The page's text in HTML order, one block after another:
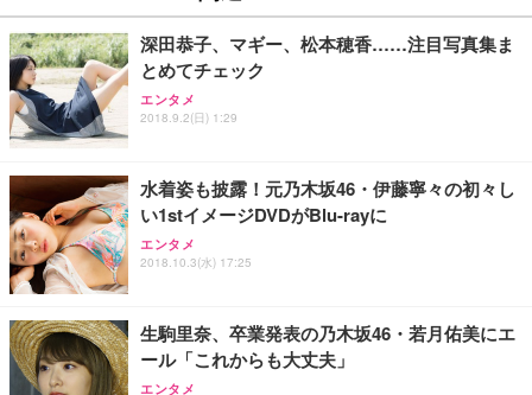
深田恭子、マギー、松本穂香……注目写真集ま
とめてチェック
エンタメ
2018.9.2(日) 1:29
水着姿も披露！元乃木坂46・伊藤寧々の初々し
い1stイメージDVDがBlu-rayに
エンタメ
2018.10.3(水) 17:25
生駒里奈、卒業発表の乃木坂46・若月佑美にエ
ール「これからも大丈夫」
エンタメ